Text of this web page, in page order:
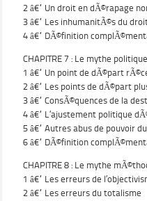
2 â€“ Un droit en dÃ©rapage
3 â€“ Les inhumanitÃ©s du
4 â€“ DÃ©finition
CHAPITRE 7 : Le mythe politique
1 â€“ Un point de dÃ©part
2 â€“ Les points de dÃ©part
3 â€“ ConsÃ©quences de la
4 â€“ L’ajustement politique
5 â€“ Autres abus de pouvoir
6 â€“ DÃ©finition
CHAPITRE 8 : Le mythe
1 â€“ Les erreurs de
2 â€“ Les erreurs du totalisme